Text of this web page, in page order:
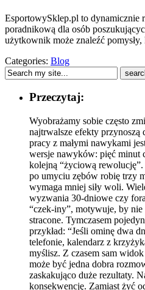
EsportowySklep.pl to dynamicznie
poradnikową dla osób
użytkownik może znaleźć
Categories: Blog
Przeczytaj:
Wyobrażamy sobie często
najtrwalsze efekty przynoszą
pracy z małymi nawykami
wersje nawyków: pięć minut
kolejną “życiową
po umyciu zębów robię trzy
wymaga mniej siły woli.
wyzwania 30-dniowe czy
“czek-iny”, motywuje, by nie
stracone. Tymczasem
przykład: “Jeśli ominę dwa
telefonie, kalendarz z
myślisz. Z czasem sam
może być jedna dobra
zaskakująco duże rezultaty.
konsekwencję. Zamiast żyć